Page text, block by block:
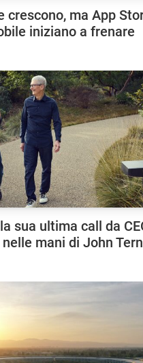
crescono, ma App
iniziano a frenare
sua ultima call da
mani di John